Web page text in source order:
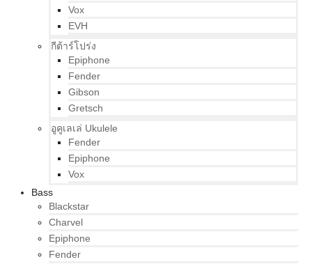
Vox
EVH
กีต้าร์โปร่ง
Epiphone
Fender
Gibson
Gretsch
อูคูเลเล่ Ukulele
Fender
Epiphone
Vox
Bass
Blackstar
Charvel
Epiphone
Fender